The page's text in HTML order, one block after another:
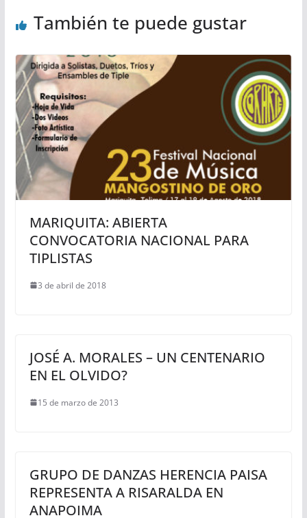
También te puede gustar
MARIQUITA: ABIERTA
CONVOCATORIA NACIONAL PARA
TIPLISTAS
3 de abril de 2018
JOSÉ A. MORALES – UN CENTENARIO
EN EL OLVIDO?
15 de marzo de 2013
GRUPO DE DANZAS HERENCIA PAISA
REPRESENTA A RISARALDA EN
ANAPOIMA